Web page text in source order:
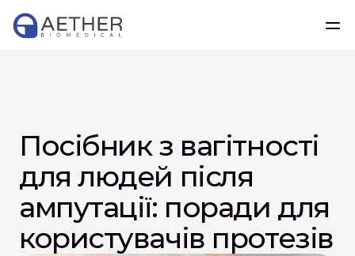
Посібник з вагітності
для людей після
ампутації: поради для
користувачів протезів